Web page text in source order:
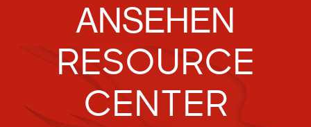
ANSEHEN
RESOURCE
CENTER